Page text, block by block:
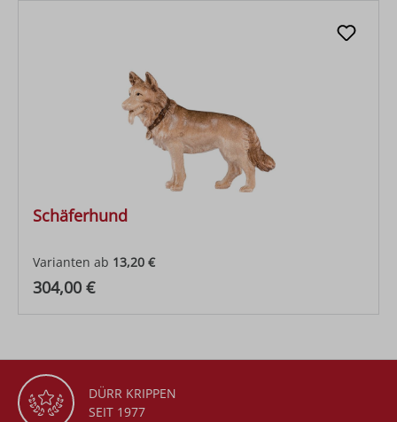
Schäferhund
Varianten ab 13,20 €
Regulärer Preis:
304,00 €
DÜRR KRIPPEN
SEIT 1977